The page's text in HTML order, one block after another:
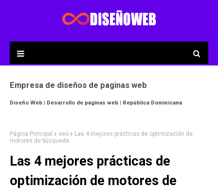
Empresa de diseños de paginas web
Diseño Web | Desarrollo de paginas web | República Dominicana
Página Principal seo
Las 4 mejores prácticas de optimización de
motores de búsqueda
Las 4 mejores prácticas de
optimización de motores de